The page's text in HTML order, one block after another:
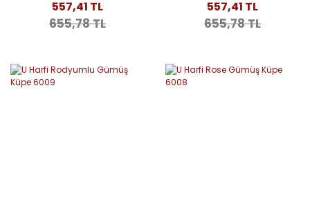
557,41 TL
655,78 TL
557,41 TL
655,78 TL